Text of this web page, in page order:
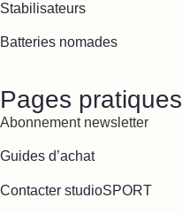
Stabilisateurs
Batteries nomades
Pages pratiques
Abonnement newsletter
Guides d’achat
Contacter studioSPORT